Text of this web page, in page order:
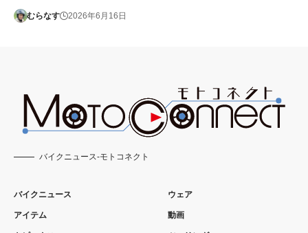
むらなす 2026年6月16日
バイクニュース-モトコネクト
バイクニュース
アイテム
ウェア
動画